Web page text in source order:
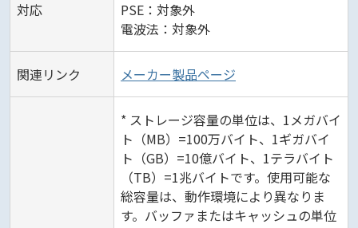
対応
PSE：対象外
電波法：対象外
関連リンク メーカー製品ページ
* ストレージ容量の単位は、1メガバイ
ト（MB）=100万バイト、1ギガバイ
ト（GB）=10億バイト、1テラバイト
（TB）=1兆バイトです。使用可能な
総容量は、動作環境により異なりま
す。バッファまたはキャッシュの単位